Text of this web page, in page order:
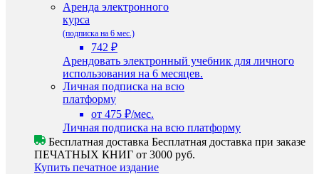
Аренда электронного
курса
(подписка на 6 мес.)
742 ₽
Арендовать электронный учебник для личного
использования на 6 месяцев.
Личная подписка на всю
платформу
от 475 ₽/мес.
Личная подписка на всю платформу
Бесплатная доставка Бесплатная доставка при заказе
ПЕЧАТНЫХ КНИГ от 3000 руб.
Купить печатное издание